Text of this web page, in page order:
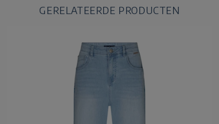
GERELATEERDE PRODUCTEN